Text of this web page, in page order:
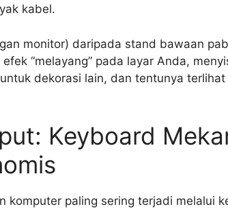
kabel.
monitor) daripada stand bawaan
“melayang” pada layar Anda,
dekorasi lain, dan tentunya
Keyboard
komputer paling sering terjadi melalui